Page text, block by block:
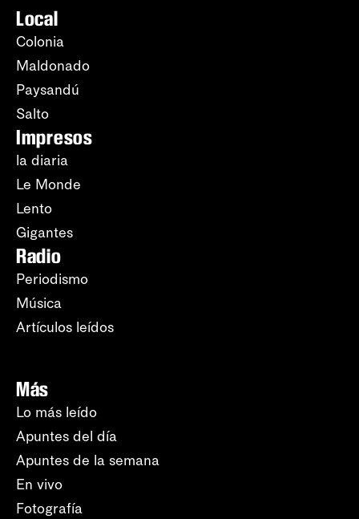
Local
Colonia
Maldonado
Paysandú
Salto
Impresos
la diaria
Le Monde
Lento
Gigantes
Radio
Periodismo
Música
Artículos leídos
Más
Lo más leído
Apuntes del día
Apuntes de la semana
En vivo
Fotografía